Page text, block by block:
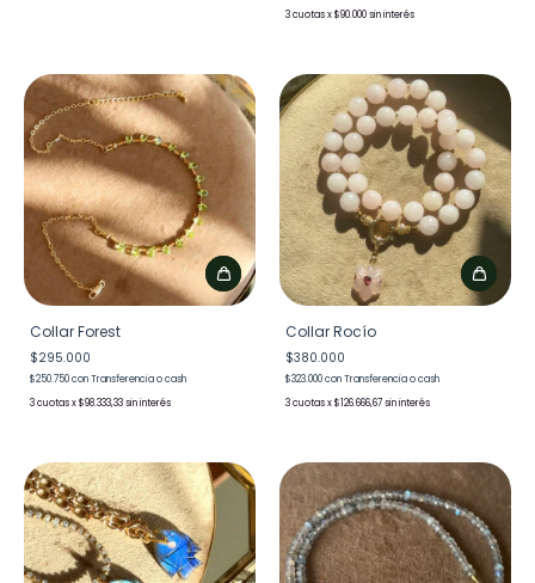
3
x$90.000sin interés
Collar Forest
$295.000
$250.750conTransferencia o cash
3
x$98.333,33sin interés
Collar Rocío
$380.000
$323.000conTransferencia o cash
3
x$126.666,67sin interés